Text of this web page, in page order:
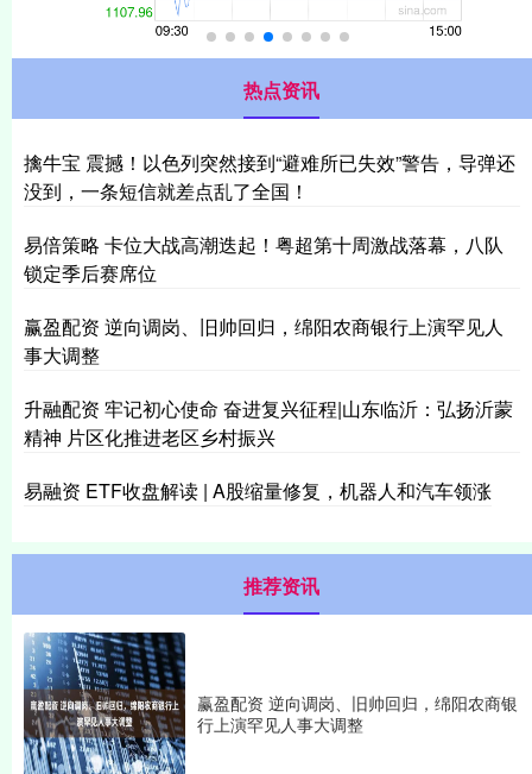
热点资讯
擒牛宝 震撼！以色列突然接到“避难所已失效”警告，导弹还
没到，一条短信就差点乱了全国！
易倍策略 卡位大战高潮迭起！粤超第十周激战落幕，八队
锁定季后赛席位
赢盈配资 逆向调岗、旧帅回归，绵阳农商银行上演罕见人
事大调整
升融配资 牢记初心使命 奋进复兴征程|山东临沂：弘扬沂蒙
精神 片区化推进老区乡村振兴
易融资 ETF收盘解读 | A股缩量修复，机器人和汽车领涨
推荐资讯
赢盈配资 逆向调岗、旧帅回归，绵阳农商银
行上演罕见人事大调整